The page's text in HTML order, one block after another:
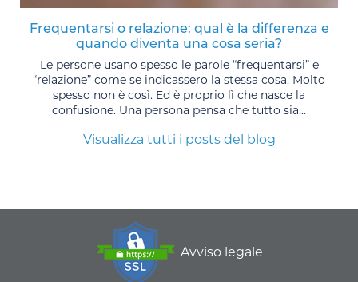
Frequentarsi o relazione: qual è la differenza e
quando diventa una cosa seria?
Le persone usano spesso le parole “frequentarsi” e
“relazione” come se indicassero la stessa cosa. Molto
spesso non è così. Ed è proprio lì che nasce la
confusione. Una persona pensa che tutto sia...
Visualizza tutti i posts del blog
Avviso legale